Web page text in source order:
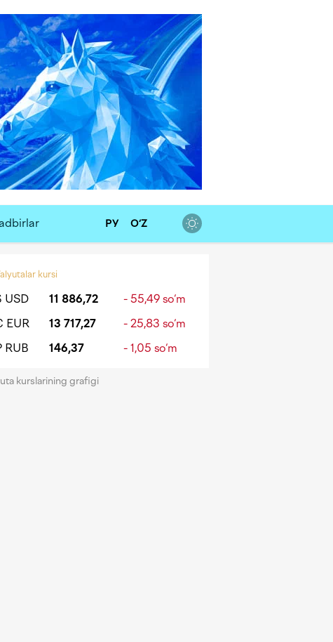
РУ O‘Z
kursi
USD 11 886,72
- 55,49 so‘m
EUR
13 717,27
- 25,83 so‘m
RUB
146,37 - 1,05 so‘m
kurslarining grafigi